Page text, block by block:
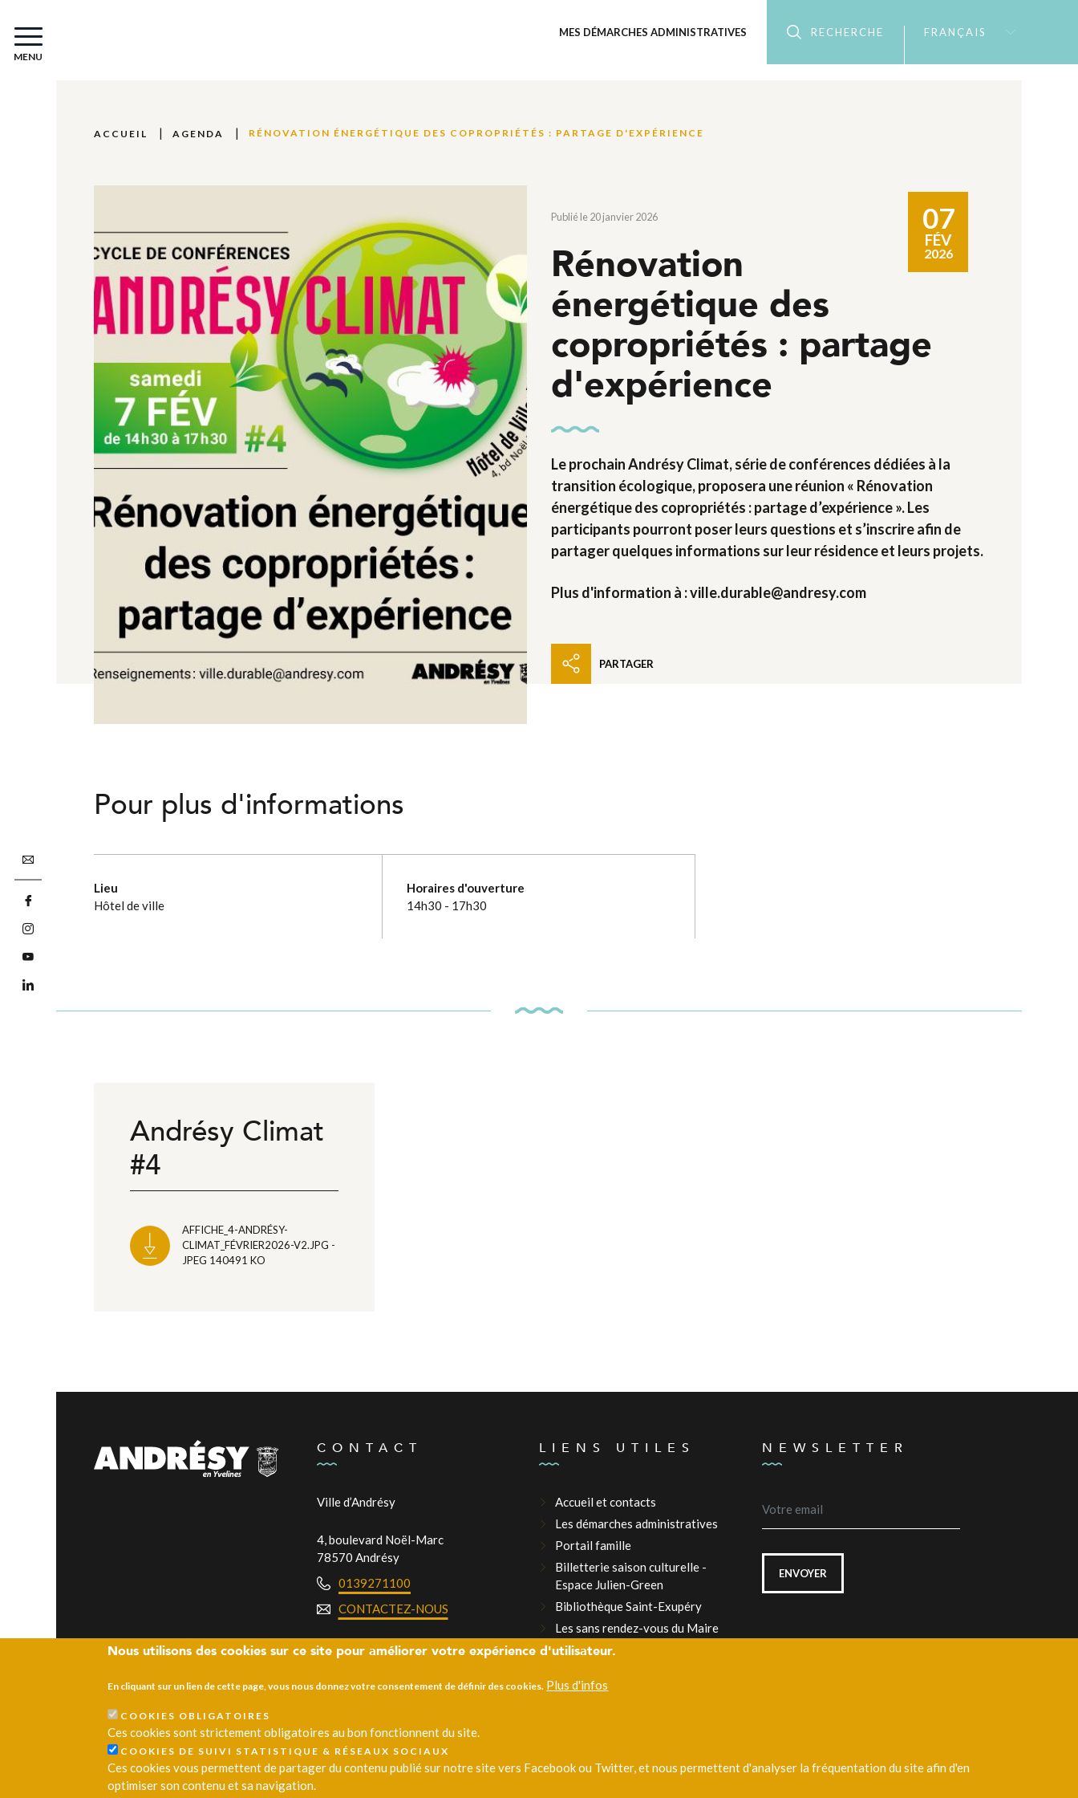
MENU
MES DÉMARCHES ADMINISTRATIVES RECHERCHE FRANÇAIS
ACCUEIL AGENDA RÉNOVATION ÉNERGÉTIQUE DES COPROPRIÉTÉS : PARTAGE D'EXPÉRIENCE
Publié le 20 janvier 2026 07
FÉV
2026
Rénovation
énergétique des
copropriétés : partage
d'expérience
Le prochain Andrésy Climat, série de conférences dédiées à la
transition écologique, proposera une réunion « Rénovation
énergétique des copropriétés : partage d’expérience ». Les
participants pourront poser leurs questions et s’inscrire afin de
partager quelques informations sur leur résidence et leurs projets.
Plus d'information à : ville.durable@andresy.com
PARTAGER
Pour plus d'informations
Lieu
Hôtel de ville
Horaires d'ouverture
14h30 - 17h30
Andrésy Climat
#4
AFFICHE_4-ANDRÉSY-
CLIMAT_FÉVRIER2026-V2.JPG -
JPEG 140491 KO
CONTACT
Ville d’Andrésy
4, boulevard Noël-Marc
78570 Andrésy
0139271100
CONTACTEZ-NOUS
LIENS UTILES
Accueil et contacts
Les démarches administratives
Portail famille
Billetterie saison culturelle -
Espace Julien-Green
Bibliothèque Saint-Exupéry
Les sans rendez-vous du Maire
La Mairie recrute
NEWSLETTER
ENVOYER
© 2026 Ville d’Andrésy Mentions légales Plan du site
Nous utilisons des cookies sur ce site pour améliorer votre expérience d'utilisateur.
En cliquant sur un lien de cette page, vous nous donnez votre consentement de définir des cookies. Plus d'infos
COOKIES OBLIGATOIRES
Ces cookies sont strictement obligatoires au bon fonctionnent du site.
COOKIES DE SUIVI STATISTIQUE & RÉSEAUX SOCIAUX
Ces cookies vous permettent de partager du contenu publié sur notre site vers Facebook ou Twitter, et nous permettent d'analyser la fréquentation du site afin d'en
optimiser son contenu et sa navigation.